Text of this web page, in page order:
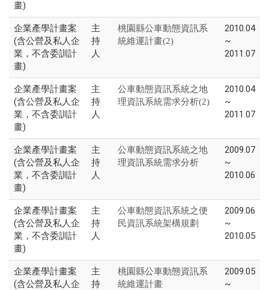
畫)
企業產學計畫案
(含公營及私人企
業，不含委訓計
畫)
主
持
人
桃園縣公車動態資訊系
統維運計畫(2)
2010.04
~
2011.07
企業產學計畫案
(含公營及私人企
業，不含委訓計
畫)
主
持
人
公車動態資訊系統之地
理資訊系統需求分析(2)
2010.04
~
2011.07
企業產學計畫案
(含公營及私人企
業，不含委訓計
畫)
主
持
人
公車動態資訊系統之地
理資訊系統需求分析
2009.07
~
2010.06
企業產學計畫案
(含公營及私人企
業，不含委訓計
畫)
主
持
人
公車動態資訊系統之便
民資訊系統架構規劃
2009.06
~
2010.05
企業產學計畫案
(含公營及私人企
主
持
桃園縣公車動態資訊系
統維運計畫
2009.05
~